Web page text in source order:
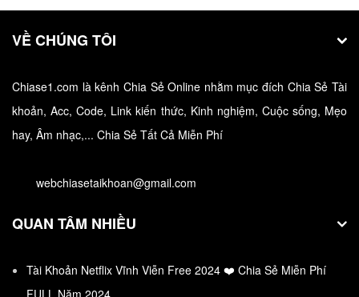
Miễn Phí Update Mới Nhất
Tổng Hợp Acc Lol Free 2022 Cho Anh Em Yêu Thích
Game…
VỀ CHÚNG TÔI
Chiase1.com là kênh Chia Sẻ Online nhằm mục đích Chia Sẻ Tài
khoản, Acc, Code, Link kiến thức, Kinh nghiệm, Cuộc sống, Mẹo
hay, Âm nhạc,... Chia Sẻ Tất Cả Miễn Phí
webchiasetaikhoan@gmail.com
QUAN TÂM NHIỀU
Tài Khoản Netflix Vĩnh Viễn Free 2024 ❤️ Chia Sẻ Miễn Phí